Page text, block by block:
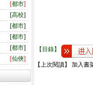
[都市]
[高校]
[都市]
[都市]
[都市]
[仙俠]
【目錄】
【上次閱讀】 加入